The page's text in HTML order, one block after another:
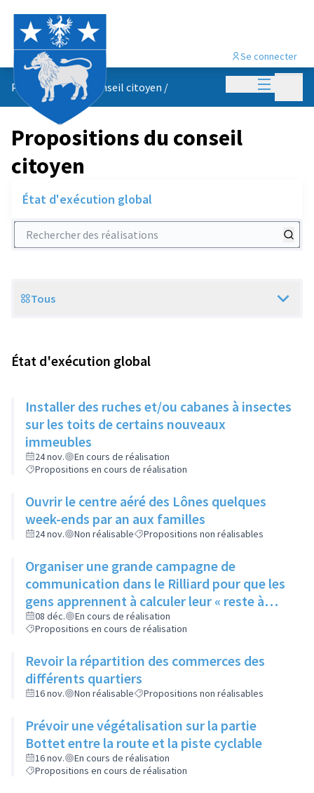
Menu
Se connecter
Propositions du conseil citoyen /
Propositions du conseil
citoyen
État d'exécution global
Rechercher des réalisations
Scope
Tous
État d'exécution global
Installer des ruches et/ou cabanes à insectes
sur les toits de certains nouveaux
immeubles
24 nov.
En cours de réalisation
Propositions en cours de réalisation
Ouvrir le centre aéré des Lônes quelques
week-ends par an aux familles
24 nov. Non réalisable Propositions non réalisables
Organiser une grande campagne de
communication dans le Rilliard pour que les
gens apprennent à calculer leur « reste à
vivre »
08 déc.
En cours de réalisation
Propositions en cours de réalisation
Revoir la répartition des commerces des
différents quartiers
16 nov. Non réalisable Propositions non réalisables
Prévoir une végétalisation sur la partie
Bottet entre la route et la piste cyclable
16 nov.
En cours de réalisation
Propositions en cours de réalisation